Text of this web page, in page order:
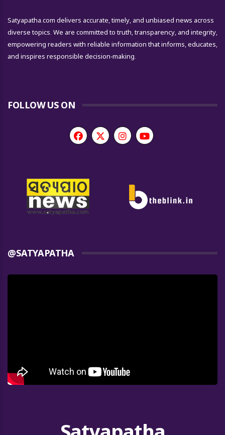
Satyapatha.com delivers accurate, timely, and unbiased news across
diverse topics. We are committed to truth, transparency, and integrity,
empowering readers with reliable information that informs, educates,
and inspires responsible decision-making.
FOLLOW US ON
@SATYAPATHA